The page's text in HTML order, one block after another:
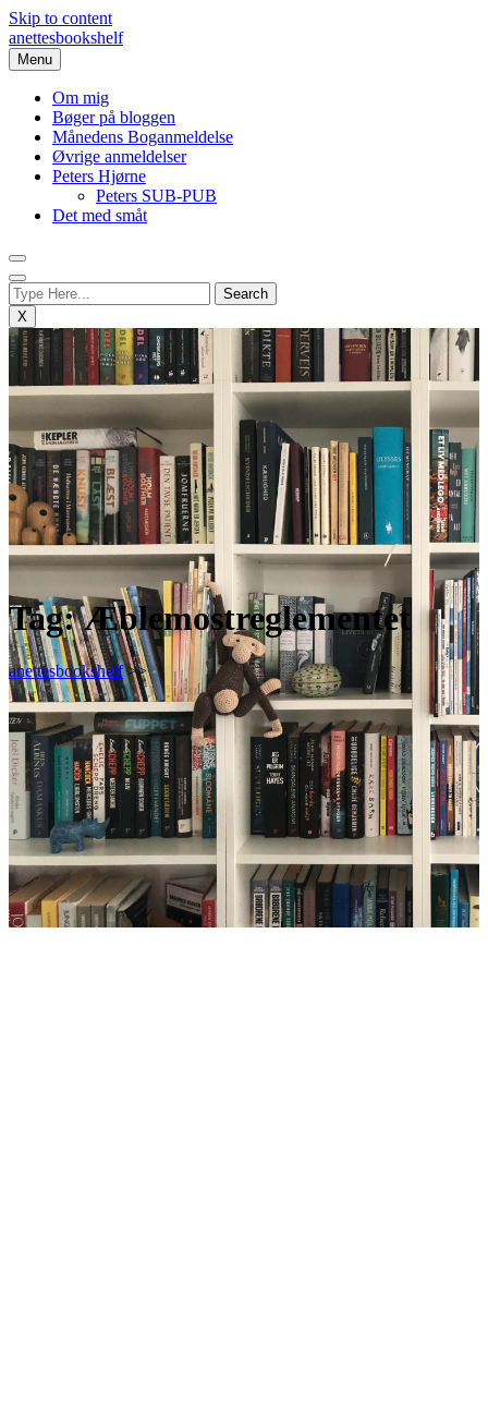
Skip to content
anettesbookshelf
Menu
Om mig
Bøger på bloggen
Månedens Boganmeldelse
Øvrige anmeldelser
Peters Hjørne
Peters SUB-PUB
Det med småt
X
Tag:Æblemostreglementet
anettesbookshelf>>